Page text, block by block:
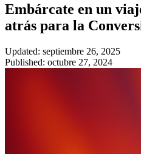
Embárcate en un
atrás para la
Updated: septiembre 26, 2025
Published: octubre 27, 2024